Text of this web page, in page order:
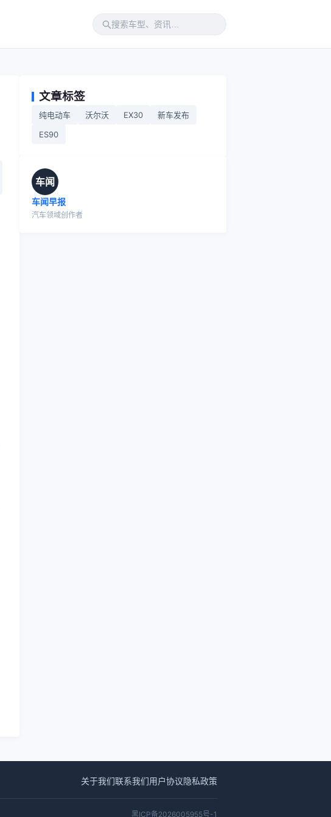
文章标签
纯电动车 沃尔沃 EX30
新车发布
ES90
车闻
车闻早报
汽车领域创作者
关于我们联系我们用户协议隐私政策
黑ICP备2026005955号-1